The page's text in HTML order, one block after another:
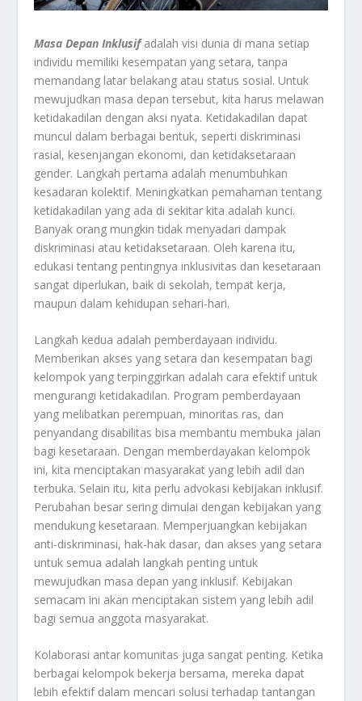
Masa Depan Inklusifadalah visi dunia di mana setiap
individu memiliki kesempatan yang setara, tanpa
memandang latar belakang atau status sosial. Untuk
mewujudkan masa depan tersebut, kita harus melawan
ketidakadilan dengan aksi nyata. Ketidakadilan dapat
muncul dalam berbagai bentuk, seperti diskriminasi
rasial, kesenjangan ekonomi, dan ketidaksetaraan
gender. Langkah pertama adalah menumbuhkan
kesadaran kolektif. Meningkatkan pemahaman tentang
ketidakadilan yang ada di sekitar kita adalah kunci.
Banyak orang mungkin tidak menyadari dampak
diskriminasi atau ketidaksetaraan. Oleh karena itu,
edukasi tentang pentingnya inklusivitas dan kesetaraan
sangat diperlukan, baik di sekolah, tempat kerja,
maupun dalam kehidupan sehari-hari.
Langkah kedua adalah pemberdayaan individu.
Memberikan akses yang setara dan kesempatan bagi
kelompok yang terpinggirkan adalah cara efektif untuk
mengurangi ketidakadilan. Program pemberdayaan
yang melibatkan perempuan, minoritas ras, dan
penyandang disabilitas bisa membantu membuka jalan
bagi kesetaraan. Dengan memberdayakan kelompok
ini, kita menciptakan masyarakat yang lebih adil dan
terbuka. Selain itu, kita perlu advokasi kebijakan inklusif.
Perubahan besar sering dimulai dengan kebijakan yang
mendukung kesetaraan. Memperjuangkan kebijakan
anti-diskriminasi, hak-hak dasar, dan akses yang setara
untuk semua adalah langkah penting untuk
mewujudkan masa depan yang inklusif. Kebijakan
semacam ini akan menciptakan sistem yang lebih adil
bagi semua anggota masyarakat.
Kolaborasi antar komunitas juga sangat penting. Ketika
berbagai kelompok bekerja bersama, mereka dapat
lebih efektif dalam mencari solusi terhadap tantangan